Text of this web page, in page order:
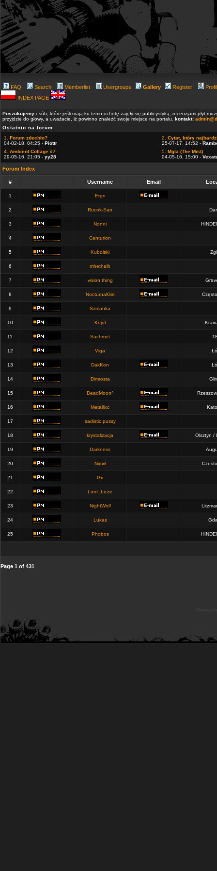
FAQ Search Memberlist Usergroups Gallery Register
INDEX PAGE
Poszukujemy osób, które jeśli mają ku temu ochotę zajęły się publicystyką, recenzjami płyt
przyjdzie do głowy, a uważacie, iż powinno znaleźć swoje miejsce na portalu. kontakt:
Ostatnio na forum
1. Forum zdechło?
04-02-18, 04:25 - Piottr
2. Cytat, który
25-07-17, 14:52 -
4. Ambient Collage #7
29-05-16, 21:05 - yy28
5. Mgla (The Mist)
04-05-16, 15:00 -
Forum Index
# Username Email
1 Ergo
2 Rucok-San
3 Nonni
4 Centurion
5 Kubolski
6 mhethalh
7 vision.thing
8 NocturnalGirl
9 Szmanka
10 Kojot
11 Sachmet
12 Viga
13 DakKon
14 Dimrosta
15 DeadMoon^
16 Metallixc
17 sadistic pussy
18 krystalizacja Olsztyn /
19 Darkness
20 Nimril
21 Grr
22 Lord_Licze
23 NightWolf
24 Lukas
25 Phobos
Page 1 of 431